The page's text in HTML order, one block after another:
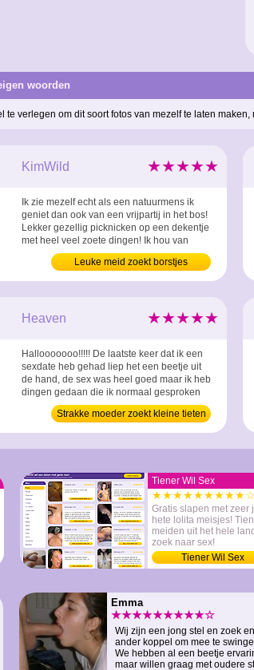
woorden
te verlegen om dit soort fotos van mezelf te laten
★★★★★
KimWild
Ik zie mezelf echt als een natuurmens ik
geniet dan ook van een vrijpartij in het bos!
Lekker gezellig picknicken op een dekentje
met heel veel zoete dingen! Ik hou van
zoete koekjes en lekkere drankjes! Ik maak
ook veel slaatjes zelf dus als jij eens wilt
proeven wat ik zoal versta onder picknick
Leuke meid zoekt borstjes
★★★★★
Heaven
Hallooooooo!!!!! De laatste keer dat ik een
sexdate heb gehad liep het een beetje uit
de hand, de sex was heel goed maar ik heb
dingen gedaan die ik normaal gesproken
nooit zo snel zou doen. Het was iets te
extreem.. Helaas was het gebleven bij een
onenightstand en zoek ik nu iets
Strakke moeder zoekt kleine tieten
Tiener Wil Sex
★★★★★★★★★☆
Gratis slapen met zeer
hete lolita meisjes!
meiden uit het hele
zoek naar sex!
Tiener Wil Sex
Emma
★★★★★★★★★☆
Wij zijn een jong stel en zoek
ander koppel om mee te
We hebben al een beetje
maar willen graag met oudere